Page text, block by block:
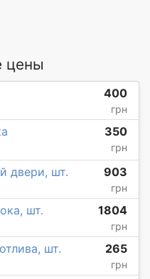
цены
400
грн
350
грн
двери, шт. 903
грн
шт. 1804
грн
шт. 265
грн